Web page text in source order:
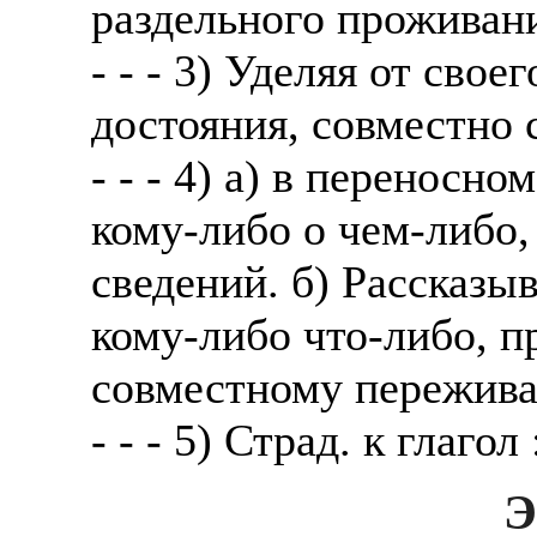
раздельного
- - - 3) Уделяя от
достояния, совместно
- - - 4) а) в
кому-либо о чем-либо,
сведений. б)
кому-либо что-либо,
совместному
- - - 5) Страд. к глагол